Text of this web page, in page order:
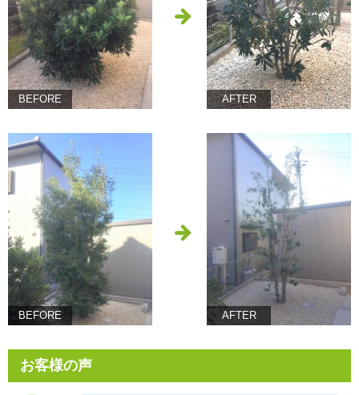
BEFORE AFTER
BEFORE AFTER
お客様の声